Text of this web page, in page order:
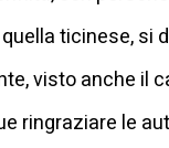
ticinese,
visto anche il
ringraziare le